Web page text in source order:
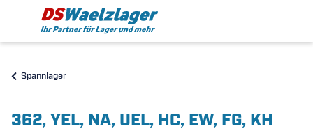
Spannlager
362, YEL, NA, UEL, HC, EW, FG, KH